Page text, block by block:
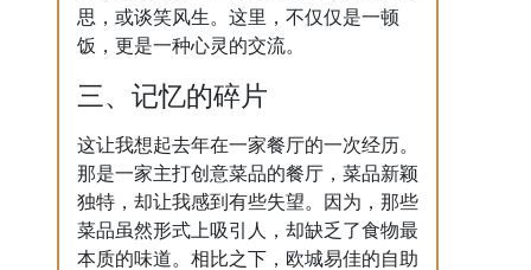
思，或谈笑风生。这里，不仅仅是一顿
饭，更是一种心灵的交流。
三、记忆的碎片
这让我想起去年在一家餐厅的一次经历。
那是一家主打创意菜品的餐厅，菜品新颖
独特，却让我感到有些失望。因为，那些
菜品虽然形式上吸引人，却缺乏了食物最
本质的味道。相比之下，欧城易佳的自助